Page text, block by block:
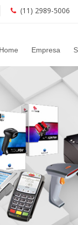
(11) 2989-5006
Home Empresa